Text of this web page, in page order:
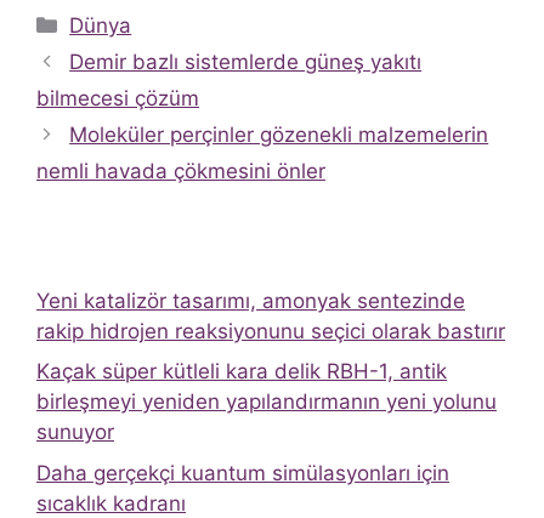
Kategoriler
Dünya
Demir bazlı sistemlerde güneş yakıtı
bilmecesi çözüm
Moleküler perçinler gözenekli malzemelerin
nemli havada çökmesini önler
Yeni katalizör tasarımı, amonyak sentezinde
rakip hidrojen reaksiyonunu seçici olarak bastırır
Kaçak süper kütleli kara delik RBH-1, antik
birleşmeyi yeniden yapılandırmanın yeni yolunu
sunuyor
Daha gerçekçi kuantum simülasyonları için
sıcaklık kadranı